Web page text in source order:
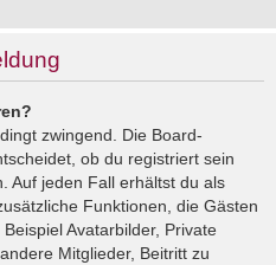
zwingend. Die Board-
ob du registriert sein
Auf jeden Fall erhältst du als
Funktionen, die Gästen
Avatarbilder, Private
Mitglieder, Beitritt zu